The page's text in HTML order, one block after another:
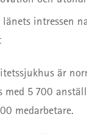
länets intressen
är
med 5 700
medarbetare.